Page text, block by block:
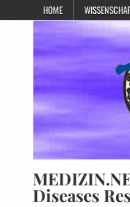
HOME
Diseases